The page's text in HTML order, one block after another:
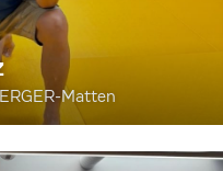
Matten